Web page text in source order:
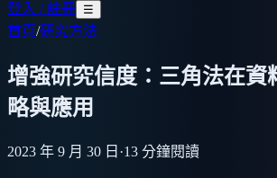
登入 / 註冊 ☰
首頁/研究方法
增強研究信度：三角法在資
略與應用
2023 年 9 月 30 日 ·13 分鐘閱讀